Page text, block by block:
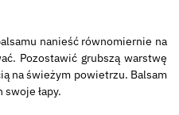
nanieść równomiernie na
Pozostawić grubszą warstwę
na świeżym powietrzu. Balsam
łapy.